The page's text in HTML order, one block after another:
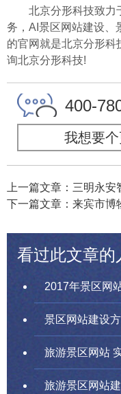
北京分形科技致力
务，AI景区网站建设、
的官网就是北京分形科
询北京分形科技!
400-
我想要
上一篇文章：三明永
下一篇文章：来宾市博
看过此文章的
2017年景区网
景区网站建设
旅游景区网站
旅游景区网站